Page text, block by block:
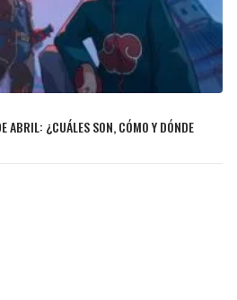
ABRIL: ¿CUÁLES SON, CÓMO Y DÓNDE